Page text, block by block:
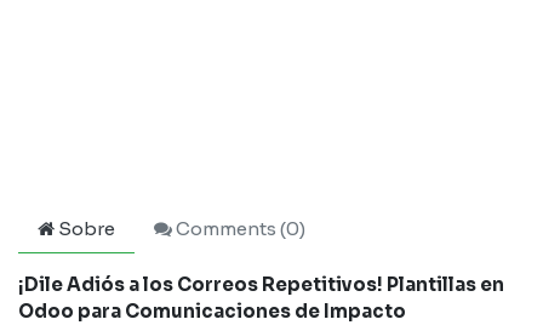
Sobre Comments (0)
¡Dile Adiós a los Correos Repetitivos! Plantillas en
Odoo para Comunicaciones de Impacto